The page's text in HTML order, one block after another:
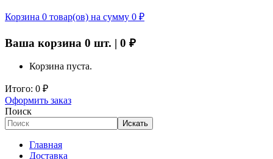
Корзина 0 товар(ов) на сумму 0 ₽
Ваша корзина 0 шт. | 0 ₽
Корзина пуста.
Итого: 0 ₽
Оформить заказ
Поиск
Искать
Главная
Доставка